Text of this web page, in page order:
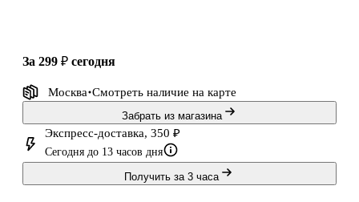
за 299 ₽ сегодня
Москва Смотреть наличие на карте
Забрать из магазина
Экспресс-доставка, 350 ₽
Сегодня до 13 часов дня
Получить за 3 часа